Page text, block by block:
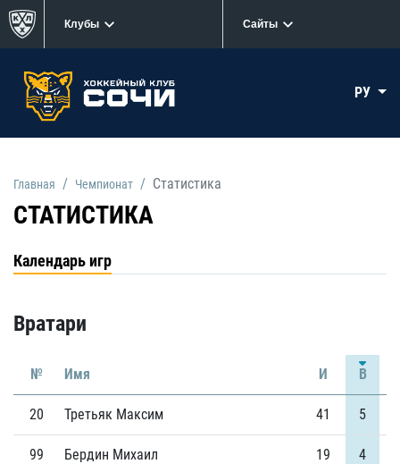
Клубы Сайты
РУ
Главная Чемпионат Статистика
СТАТИСТИКА
Календарь игр
Вратари
№ Имя И В
20 Третьяк Максим 41 5
99 Бердин Михаил 19 4